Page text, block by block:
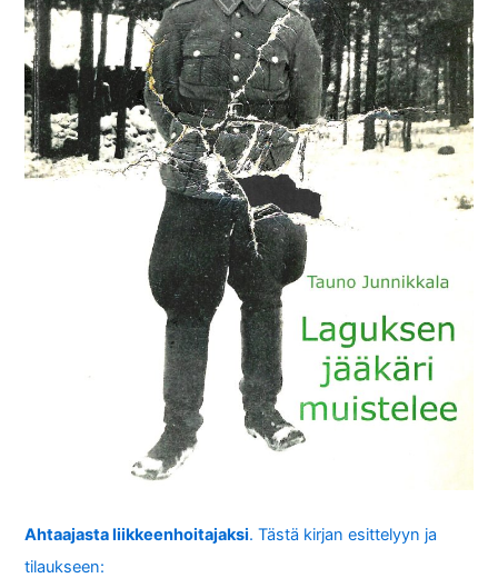
Ahtaajasta liikkeenhoitajaksi. Tästä kirjan esittelyyn ja
tilaukseen: